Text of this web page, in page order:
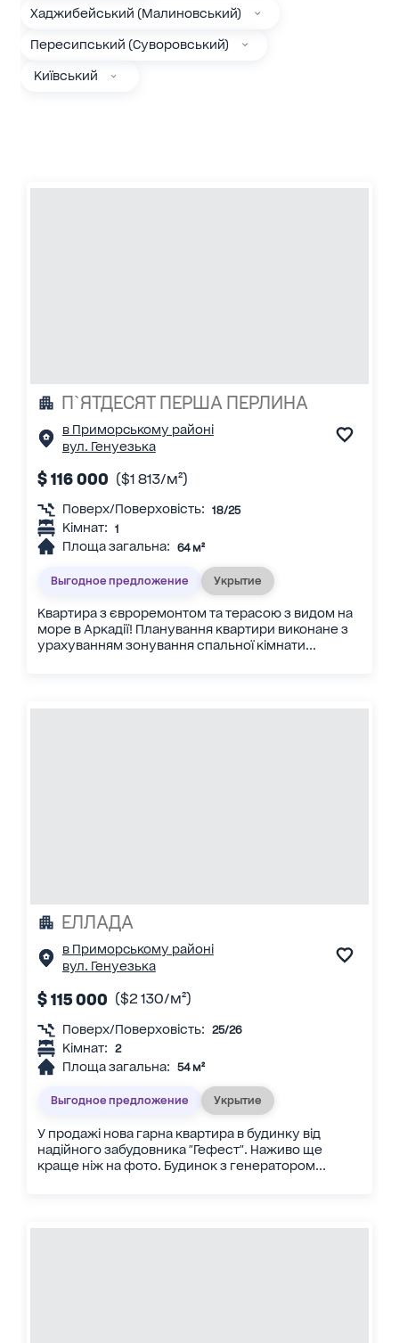
Хаджибейський (Малиновський)
Пересипський (Суворовський)
Київський
П`ЯТДЕСЯТ ПЕРША ПЕРЛИНА
в Приморському районі
вул. Генуезька
$ 116 000 ($1 813/м²)
Поверх/Поверховість: 18/25
Кімнат: 1
Площа загальна: 64 м²
Выгодное предложение Укрытие
Квартира з євроремонтом та терасою з видом на
море в Аркадії! Планування квартири виконане з
урахуванням зонування спальної кімнати...
ЕЛЛАДА
в Приморському районі
вул. Генуезька
$ 115 000 ($2 130/м²)
Поверх/Поверховість: 25/26
Кімнат: 2
Площа загальна: 54 м²
Выгодное предложение Укрытие
У продажі нова гарна квартира в будинку від
надійного забудовника "Гефест". Наживо ще
краще ніж на фото. Будинок з генератором...